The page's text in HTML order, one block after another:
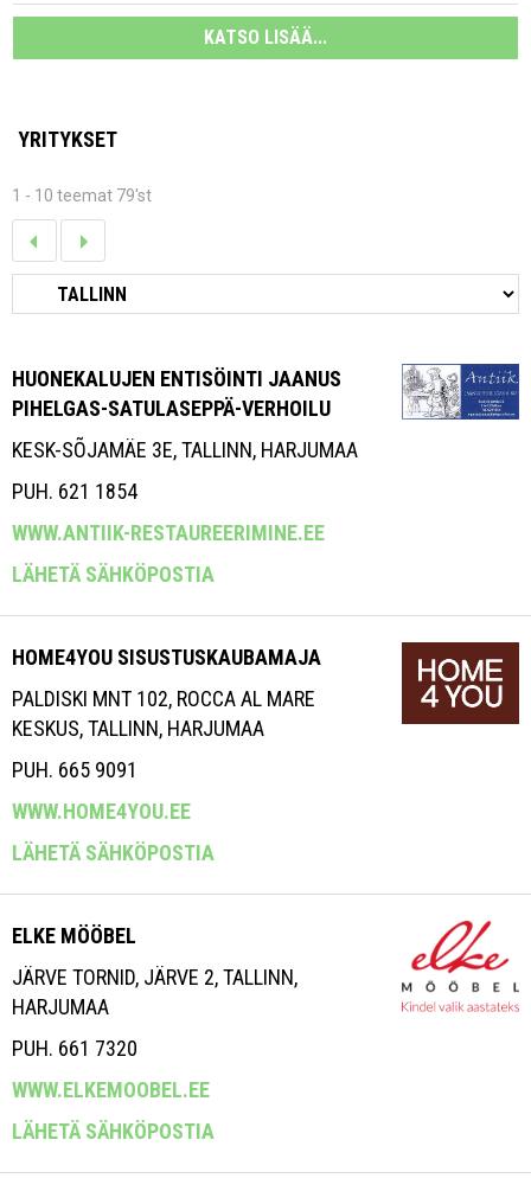
KATSO LISÄÄ...
YRITYKSET
1 - 10 teemat 79'st
HUONEKALUJEN ENTISÖINTI JAANUS
PIHELGAS-SATULASEPPÄ-VERHOILU
KESK-SÕJAMÄE 3E, TALLINN, HARJUMAA
PUH. 621 1854
WWW.ANTIIK-RESTAUREERIMINE.EE
LÄHETÄ SÄHKÖPOSTIA
HOME4YOU SISUSTUSKAUBAMAJA
PALDISKI MNT 102, ROCCA AL MARE
KESKUS, TALLINN, HARJUMAA
PUH. 665 9091
WWW.HOME4YOU.EE
LÄHETÄ SÄHKÖPOSTIA
ELKE MÖÖBEL
JÄRVE TORNID, JÄRVE 2, TALLINN,
HARJUMAA
PUH. 661 7320
WWW.ELKEMOOBEL.EE
LÄHETÄ SÄHKÖPOSTIA